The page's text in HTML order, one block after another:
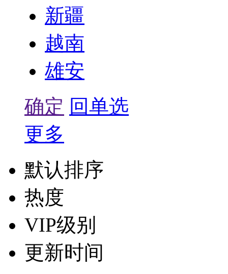
新疆
越南
雄安
确定 回单选
更多
默认排序
热度
VIP级别
更新时间